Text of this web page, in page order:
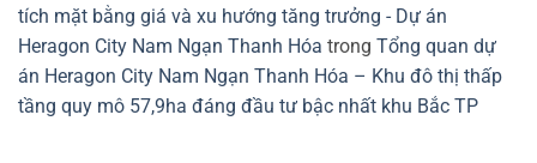
tích mặt bằng giá và xu hướng tăng trưởng - Dự án
Heragon City Nam Ngạn Thanh Hóa trong Tổng quan dự
án Heragon City Nam Ngạn Thanh Hóa – Khu đô thị thấp
tầng quy mô 57,9ha đáng đầu tư bậc nhất khu Bắc TP